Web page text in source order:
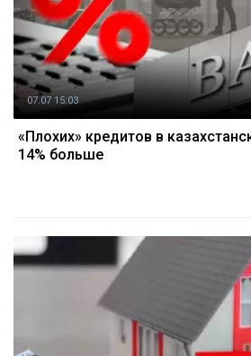
07.07 15:03
«Плохих» кредитов в
14% больше